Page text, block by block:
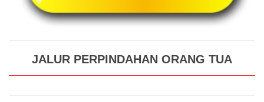
JALUR PERPINDAHAN ORANG TUA